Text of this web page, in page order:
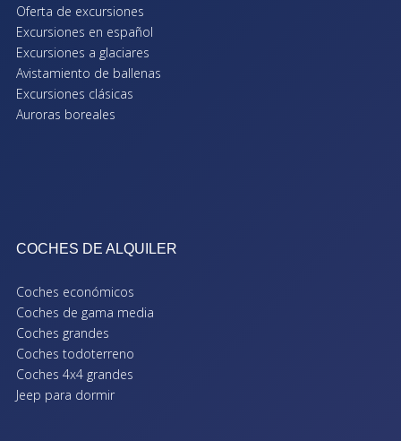
Oferta de excursiones
Excursiones en español
Excursiones a glaciares
Avistamiento de ballenas
Excursiones clásicas
Auroras boreales
COCHES DE ALQUILER
Coches económicos
Coches de gama media
Coches grandes
Coches todoterreno
Coches 4x4 grandes
Jeep para dormir